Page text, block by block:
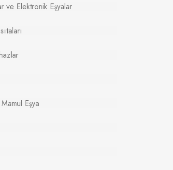
ve Elektronik Eşyalar
Eşya